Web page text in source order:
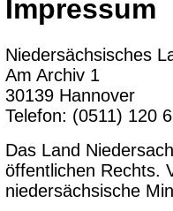
Impressum
Niedersächsisches
Am Archiv 1
30139 Hannover
Telefon: (0511) 120
Das Land
öffentlichen Rechts.
niedersächsische